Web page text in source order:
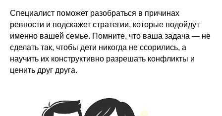
Специалист поможет разобраться в причинах
ревности и подскажет стратегии, которые подойдут
именно вашей семье. Помните, что ваша задача — не
сделать так, чтобы дети никогда не ссорились, а
научить их конструктивно разрешать конфликты и
ценить друг друга.